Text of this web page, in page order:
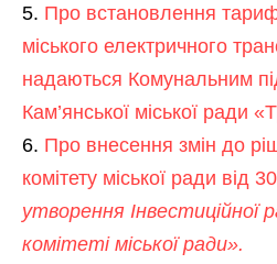
Про встановлення
міського електричного
надаються Комунальним
Кам’янської міської ради
Про внесення змін до
комітету міської ради від
утворення Інвестиційної
комітеті міської ради».